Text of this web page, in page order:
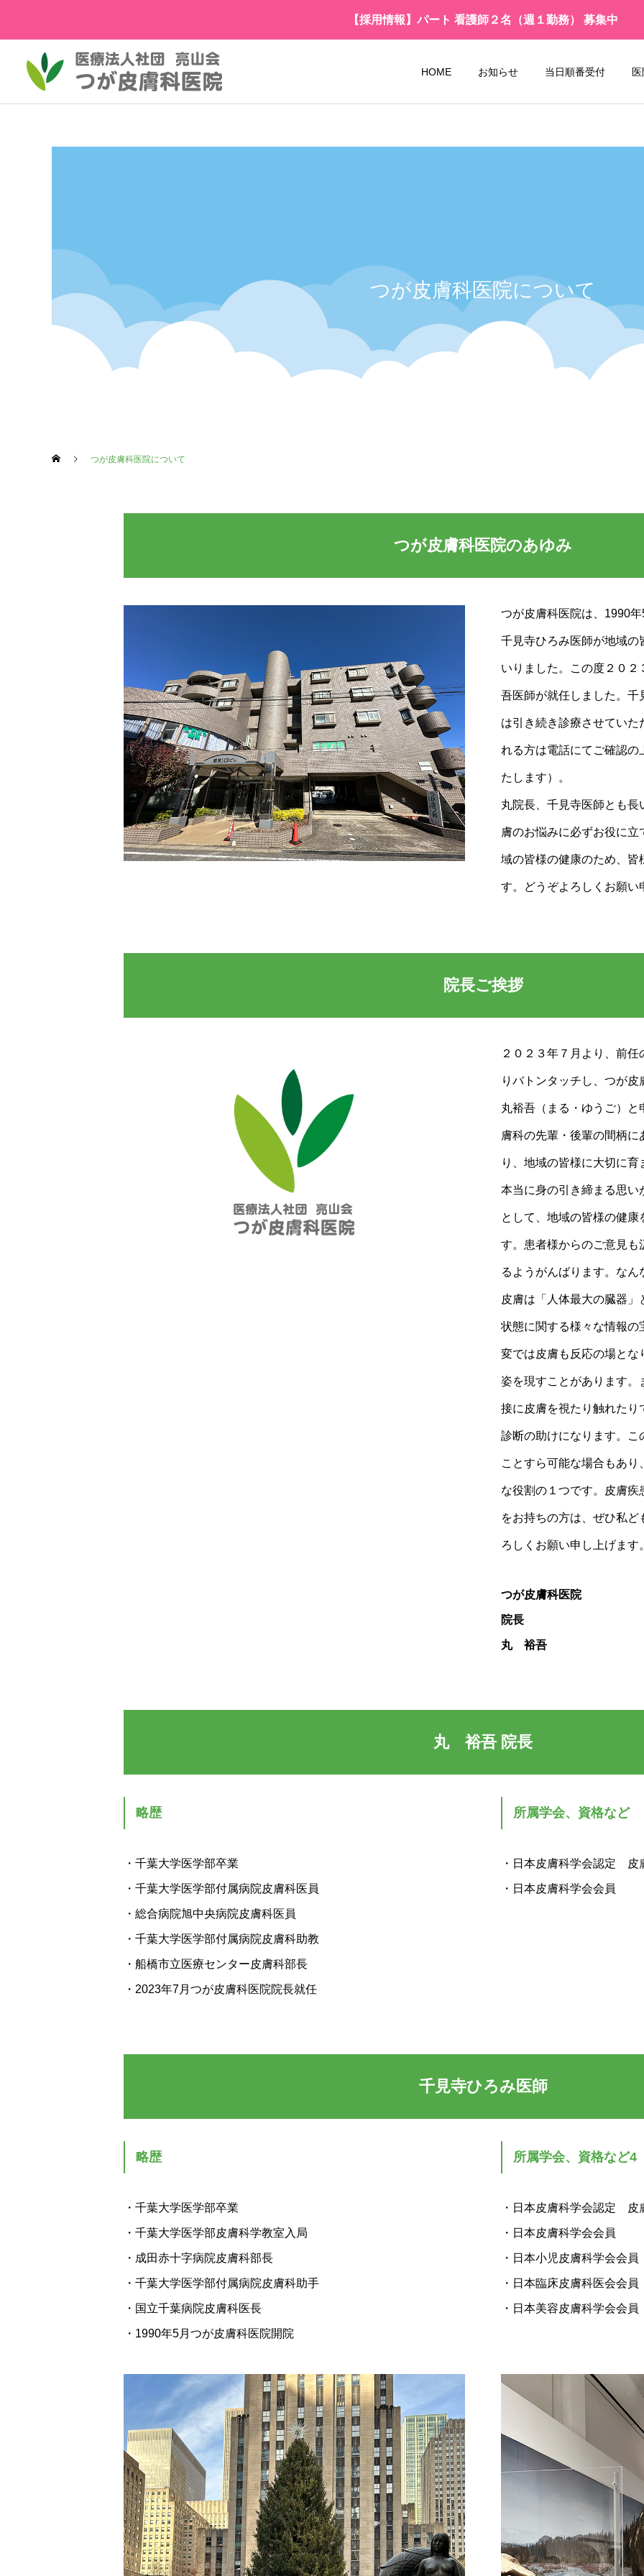
【採用情報】パート 看護師２名（週１勤務） 募集中
HOME お知らせ 当日順番受付
つが皮膚科医院について
つが皮膚科医院について
つが皮膚科医院のあゆみ
つが皮膚科医院は、1990
千見寺ひろみ医師が地域の
いりました。この度２０
吾医師が就任しました。千
は引き続き診療させていた
れる方は電話にてご確認の
たします）。
丸院長、千見寺医師とも
膚のお悩みに必ずお役に
域の皆様の健康のため、皆
す。どうぞよろしくお願い
院長ご挨拶
２０２３年７月より、前
りバトンタッチし、つが皮
丸裕吾（まる・ゆうご）
膚科の先輩・後輩の間柄
り、地域の皆様に大切に育
本当に身の引き締まる思
として、地域の皆様の健
す。患者様からのご意見も
るようがんばります。なん
皮膚は「人体最大の臓器
状態に関する様々な情報の
変では皮膚も反応の場と
姿を現すことがあります。
接に皮膚を視たり触れたり
診断の助けになります。こ
ことすら可能な場合もあ
な役割の１つです。皮膚
をお持ちの方は、ぜひ私
ろしくお願い申し上げます。
つが皮膚科医院
院長
丸 裕吾
丸 裕吾 院長
略歴
・千葉大学医学部卒業
・千葉大学医学部付属病院皮膚科医員
・総合病院旭中央病院皮膚科医員
・千葉大学医学部付属病院皮膚科助教
・船橋市立医療センター皮膚科部長
・2023年7月つが皮膚科医院院長就任
所属学会、資格など
・日本皮膚科学会認定 皮
・日本皮膚科学会会員
千見寺ひろみ医師
略歴
・千葉大学医学部卒業
・千葉大学医学部皮膚科学教室入局
・成田赤十字病院皮膚科部長
・千葉大学医学部付属病院皮膚科助手
・国立千葉病院皮膚科医長
・1990年5月つが皮膚科医院開院
所属学会、資格など4
・日本皮膚科学会認定 皮
・日本皮膚科学会会員
・日本小児皮膚科学会会員
・日本臨床皮膚科医会会員
・日本美容皮膚科学会会員